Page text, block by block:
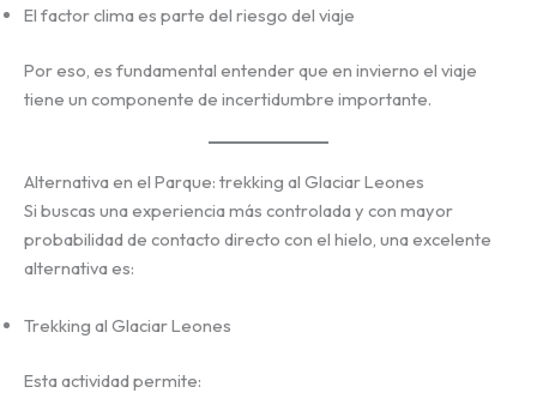
El factor clima es parte del riesgo del viaje
Por eso, es fundamental entender que en invierno el viaje
tiene un componente de incertidumbre importante.
Alternativa en el Parque: trekking al Glaciar Leones
Si buscas una experiencia más controlada y con mayor
probabilidad de contacto directo con el hielo, una excelente
alternativa es:
Trekking al Glaciar Leones
Esta actividad permite: